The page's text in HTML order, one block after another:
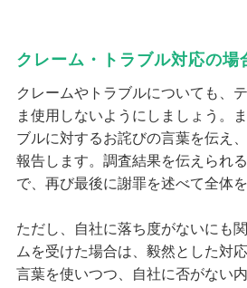
クレーム・トラブル対応の場
クレームやトラブルについても、
ま使用しないようにしましょう。
ブルに対するお詫びの言葉を伝え
報告します。調査結果を伝えられ
で、再び最後に謝罪を述べて全体
ただし、自社に落ち度がないにも
ムを受けた場合は、毅然とした対
言葉を使いつつ、自社に否がない